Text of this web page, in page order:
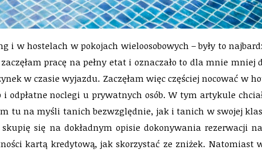
i w hostelach w pokojach wieloosobowych – były to
pracę na pełny etat i oznaczało to dla mnie
w czasie wyjazdu. Zaczęłam więc częściej nocować w
odpłatne noclegi u prywatnych osób. W tym artykule
tu na myśli tanich bezwzględnie, jak i tanich w swojej
się na dokładnym opisie dokonywania rezerwacji
kartą kredytową, jak skorzystać ze zniżek. Natomiast